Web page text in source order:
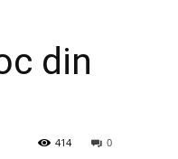
din
0
414